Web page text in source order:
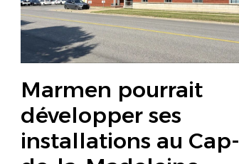
Marmen pourrait
développer ses
installations au Cap-